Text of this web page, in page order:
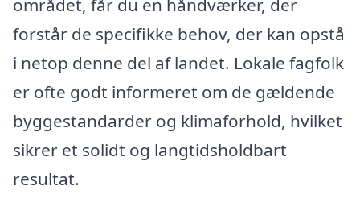
området, får du en håndværker, der
forstår de specifikke behov, der kan opstå
i netop denne del af landet. Lokale fagfolk
er ofte godt informeret om de gældende
byggestandarder og klimaforhold, hvilket
sikrer et solidt og langtidsholdbart
resultat.